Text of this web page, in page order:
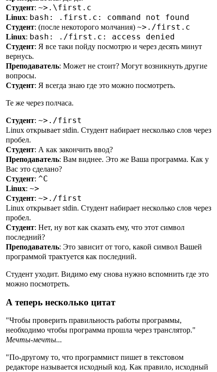
Студент: ~>.\first.c
Linux: bash: .first.c: command not found
Студент: (после некоторого молчания) ~>./first.c
Linux: bash: ./first.c: access denied
Студент: Я все таки пойду посмотрю и через десять минут
вернусь.
Преподаватель: Может не стоит? Могут возникнуть другие
вопросы.
Студент: Я всегда знаю где это можно посмотреть.
Те же через полчаса.
Студент: ~>./first
Linux открывает stdin. Студент набирает несколько слов через
пробел.
Студент: А как закончить ввод?
Преподаватель: Вам виднее. Это же Ваша программа. Как у
Вас это сделано?
Студент: ^С
Linux: ~>
Студент: ~>./first
Linux открывает stdin. Студент набирает несколько слов через
пробел.
Студент: Нет, ну вот как сказать ему, что этот символ
последний?
Преподаватель: Это зависит от того, какой символ Вашей
программой трактуется как последний.
Студент уходит. Видимо ему снова нужно вспомнить где это
можно посмотреть.
А теперь несколько цитат
"Чтобы проверить правильность работы программы,
необходимо чтобы программа прошла через транслятор."
Мечты-мечты...
"По-другому то, что программист пишет в текстовом
редакторе называется исходный код. Как правило, исходный